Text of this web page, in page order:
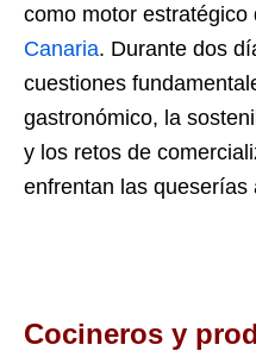
como motor estratégico
Canaria. Durante dos
cuestiones
gastronómico, la
y los retos de
enfrentan las queserías
Cocineros y